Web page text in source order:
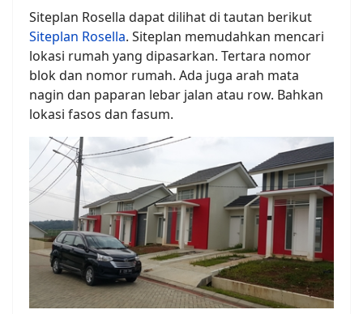
Siteplan Rosella dapat dilihat di tautan berikut
Siteplan Rosella. Siteplan memudahkan mencari
lokasi rumah yang dipasarkan. Tertara nomor
blok dan nomor rumah. Ada juga arah mata
nagin dan paparan lebar jalan atau row. Bahkan
lokasi fasos dan fasum.